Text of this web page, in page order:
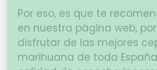
Por eso, es que te
en nuestra página web,
disfrutar de las mejores
marihuana de toda